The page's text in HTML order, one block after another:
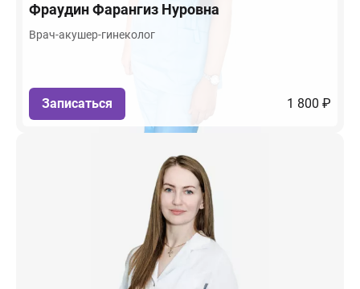
ФраудинФарангиз Нуровна
Врач-акушер-гинеколог
Записаться 1 800 ₽